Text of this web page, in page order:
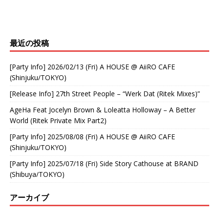
最近の投稿
[Party Info] 2026/02/13 (Fri) A HOUSE @ AiiRO CAFE
(Shinjuku/TOKYO)
[Release Info] 27th Street People – “Werk Dat (Ritek Mixes)”
AgeHa Feat Jocelyn Brown & Loleatta Holloway – A Better
World (Ritek Private Mix Part2)
[Party Info] 2025/08/08 (Fri) A HOUSE @ AiiRO CAFE
(Shinjuku/TOKYO)
[Party Info] 2025/07/18 (Fri) Side Story Cathouse at BRAND
(Shibuya/TOKYO)
アーカイブ